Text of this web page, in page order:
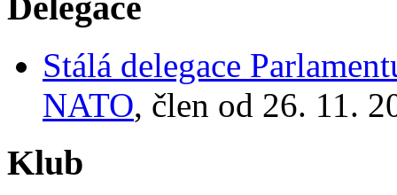
Stálá delegace
NATO, člen od 26. 11.
Klub